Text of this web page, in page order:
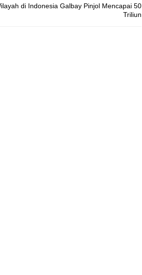
di Indonesia Galbay Pinjol Mencapai 50
Triliun